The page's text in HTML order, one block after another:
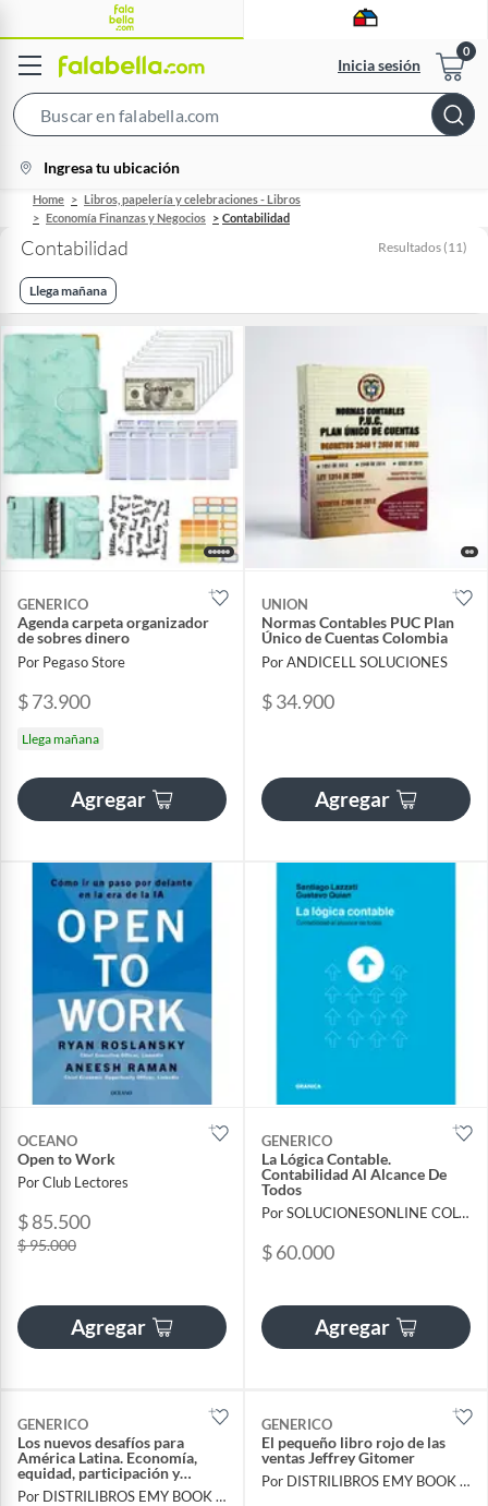
Inicia sesión
Bar
location-
icon
Ingresa tu ubicación
Home
Libros, papelería y celebraciones - Libros
Economía Finanzas y Negocios
Contabilidad
Contabilidad Resultados (11)
Llega mañana
GENERICO
Agenda carpeta organizador
de sobres dinero
Por Pegaso Store
$ 73.900
Llega mañana
Agregar
UNION
Normas Contables PUC Plan
Único de Cuentas Colombia
Por ANDICELL SOLUCIONES
$ 34.900
Agregar
OCEANO
Open to Work
Por Club Lectores
$ 85.500
$ 95.000
Agregar
GENERICO
La Lógica Contable.
Contabilidad Al Alcance De
Todos
Por SOLUCIONESONLINE COLOMBIA SAS
$ 60.000
Agregar
GENERICO
Los nuevos desafíos para
América Latina. Economía,
equidad, participación y
desarrollo
Por DISTRILIBROS EMY BOOK SAS
GENERICO
El pequeño libro rojo de las
ventas Jeffrey Gitomer
Por DISTRILIBROS EMY BOOK SAS